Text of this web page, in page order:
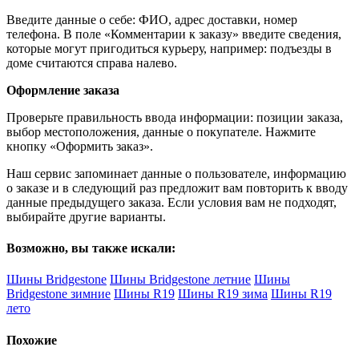
Введите данные о себе: ФИО, адрес доставки, номер
телефона. В поле «Комментарии к заказу» введите сведения,
которые могут пригодиться курьеру, например: подъезды в
доме считаются справа налево.
Оформление заказа
Проверьте правильность ввода информации: позиции заказа,
выбор местоположения, данные о покупателе. Нажмите
кнопку «Оформить заказ».
Наш сервис запоминает данные о пользователе, информацию
о заказе и в следующий раз предложит вам повторить к вводу
данные предыдущего заказа. Если условия вам не подходят,
выбирайте другие варианты.
Возможно, вы также искали:
Шины Bridgestone Шины Bridgestone летние Шины
Bridgestone зимние Шины R19 Шины R19 зима Шины R19
лето
Похожие